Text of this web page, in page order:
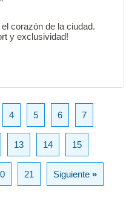
corazón de la ciudad.
y exclusividad!
4 5 6 7
13 14 15
21 Siguiente»